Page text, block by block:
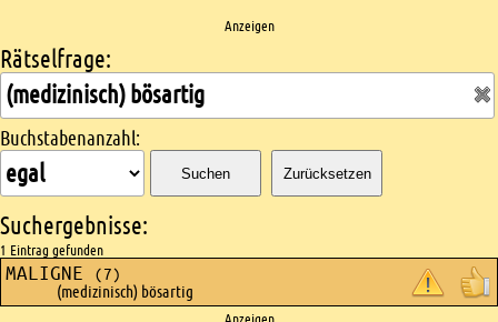
Anzeigen
Kreuzworträtsel suchen
Rätselfrage:
Buchstabenanzahl:
Suchen Zurücksetzen
Suchergebnisse:
1 Eintrag gefunden
MALIGNE (7)
(medizinisch) bösartig